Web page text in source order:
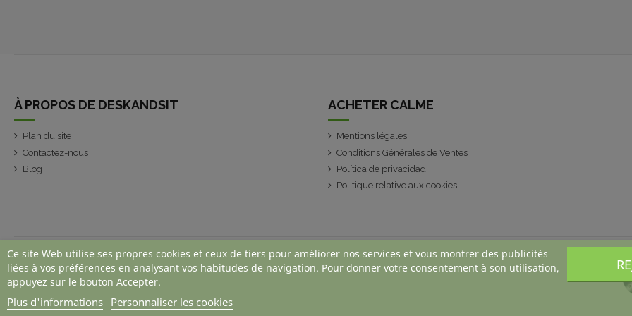
À PROPOS DE DESKANDSIT
Plan du site
Contactez-nous
Blog
ACHETER CALME
Mentions légales
Conditions Générales de Ventes
Política de privacidad
Politique relative aux cookies
Ce site Web utilise ses propres cookies et ceux de tiers pour améliorer nos services et vous montrer des publicités
liées à vos préférences en analysant vos habitudes de navigation. Pour donner votre consentement à son utilisation,
appuyez sur le bouton Accepter.
Plus d'informations Personnaliser les cookies